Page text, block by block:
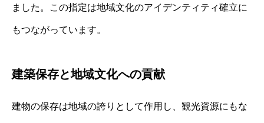
ました。この指定は地域文化のアイデンティティ確立に
もつながっています。
建築保存と地域文化への貢献
建物の保存は地域の誇りとして作用し、観光資源にもな